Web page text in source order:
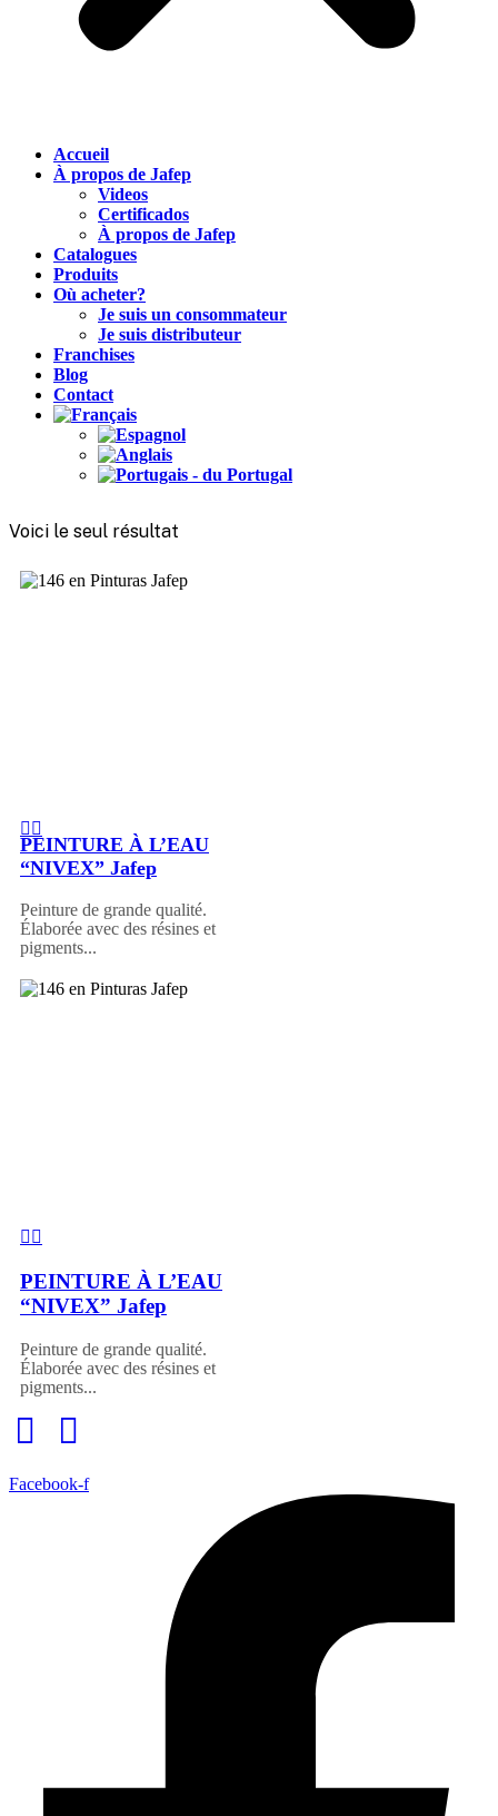
Accueil
À propos de Jafep
Videos
Certificados
À propos de Jafep
Catalogues
Produits
Où acheter?
Je suis un consommateur
Je suis distributeur
Franchises
Blog
Contact
Voici le seul résultat
PEINTURE À L’EAU
“NIVEX” Jafep
Peinture de grande qualité.
Élaborée avec des résines et
pigments...
PEINTURE À L’EAU
“NIVEX” Jafep
Peinture de grande qualité.
Élaborée avec des résines et
pigments...
Facebook-f